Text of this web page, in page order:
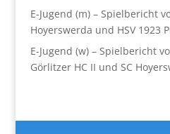
E-Jugend (m) – Spielbericht
Hoyerswerda und HSV 1923
E-Jugend (w) – Spielbericht
Görlitzer HC II und SC